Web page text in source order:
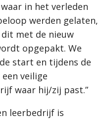
in het verleden
werden gelaten,
met de nieuw
opgepakt. We
start en tijdens de
veilige
waar hij/zij past.”
leerbedrijf is